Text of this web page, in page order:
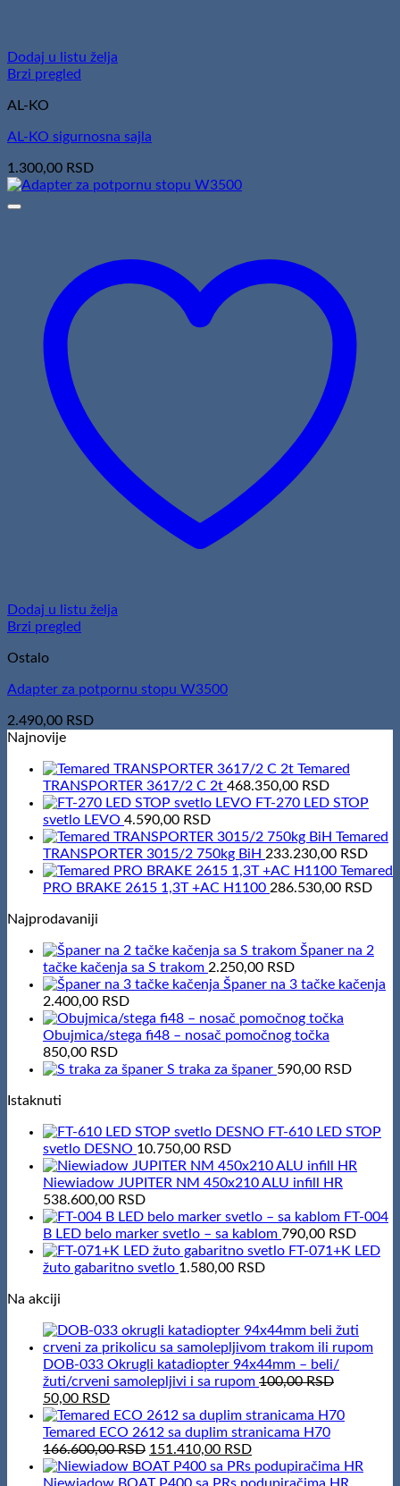
Dodaj u listu želja
Brzi pregled
AL-KO
AL-KO sigurnosna sajla
1.300,00 RSD
Dodaj u listu želja
Brzi pregled
Ostalo
Adapter za potpornu stopu W3500
2.490,00 RSD
Najnovije
Temared
TRANSPORTER 3617/2 C 2t 468.350,00 RSD
FT-270 LED STOP
svetlo LEVO 4.590,00 RSD
Temared
TRANSPORTER 3015/2 750kg BiH 233.230,00 RSD
Temared
PRO BRAKE 2615 1,3T +AC H1100 286.530,00 RSD
Najprodavaniji
Španer na 2
tačke kačenja sa S trakom 2.250,00 RSD
Španer na 3 tačke kačenja
2.400,00 RSD
Obujmica/stega fi48 – nosač pomočnog točka
850,00 RSD
S traka za španer 590,00 RSD
Istaknuti
FT-610 LED STOP
svetlo DESNO 10.750,00 RSD
Niewiadow JUPITER NM 450x210 ALU infill HR
538.600,00 RSD
FT-004
B LED belo marker svetlo – sa kablom 790,00 RSD
FT-071+K LED
žuto gabaritno svetlo 1.580,00 RSD
Na akciji
DOB-033 Okrugli katadiopter 94x44mm – beli/
žuti/crveni samolepljivi i sa rupom 100,00RSD
Original
price
was:
100,00 RSD.
50,00 RSDCurrent
price
is:
50,00 RSD.
Temared ECO 2612 sa duplim stranicama H70
166.600,00RSD Original
price
was:
151.410,00 RSDCurrent
price
is:
Niewiadow BOAT P400 sa PRs podupiračima HR